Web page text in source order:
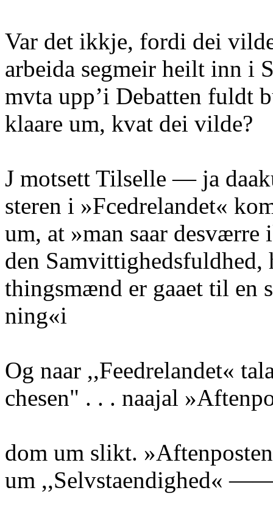
Var det ikkje, fordi dei
arbeida segmeir heilt inn i
mvta upp’i Debatten fuldt
klaare um, kvat dei vilde?
J motsett Tilselle — ja
steren i »Fcedrelandet«
um, at »man saar desværre
den Samvittighedsfuldhed,
thingsmænd er gaaet til en
ning«i
Og naar ,,Feedrelandet«
chesen" . . . naajal
dom um slikt.
um ,,Selvstaendighed«